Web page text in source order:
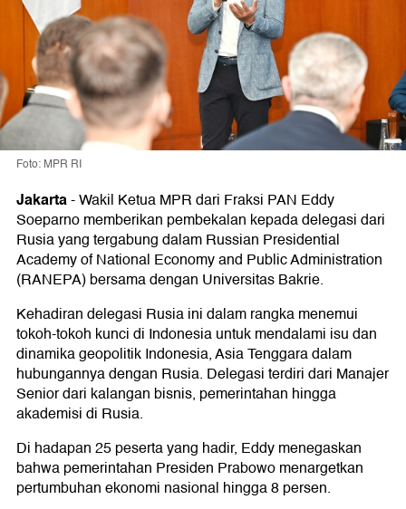
Foto: MPR RI
Jakarta-Wakil Ketua MPR dari Fraksi PAN Eddy
Soeparno memberikan pembekalan kepada delegasi dari
Rusia yang tergabung dalam Russian Presidential
Academy of National Economy and Public Administration
(RANEPA) bersama dengan Universitas Bakrie.
Kehadiran delegasi Rusia ini dalam rangka menemui
tokoh-tokoh kunci di Indonesia untuk mendalami isu dan
dinamika geopolitik Indonesia, Asia Tenggara dalam
hubungannya dengan Rusia. Delegasi terdiri dari Manajer
Senior dari kalangan bisnis, pemerintahan hingga
akademisi di Rusia.
Di hadapan 25 peserta yang hadir, Eddy menegaskan
bahwa pemerintahan Presiden Prabowo menargetkan
pertumbuhan ekonomi nasional hingga 8 persen.